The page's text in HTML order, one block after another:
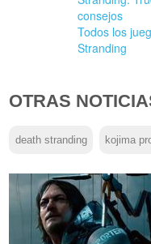
consejos
Todos los
Stranding
OTRAS
death stranding kojima